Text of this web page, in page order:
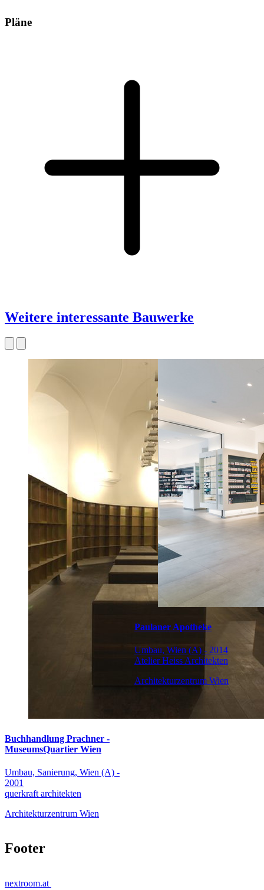
Pläne
Weitere interessante Bauwerke
Buchhandlung Prachner -
MuseumsQuartier Wien
Umbau, Sanierung, Wien (A) -
2001
querkraft architekten
Architekturzentrum Wien
Paulaner Apotheke
Umbau, Wien (A) - 2014
Atelier Heiss Architekten
Architekturzentrum Wien
Footer
nextroom.at